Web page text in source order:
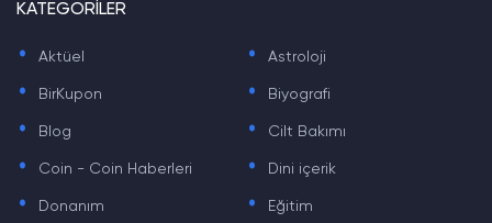
KATEGORİLER
. Aktüel . Astroloji
. BirKupon . Biyografi
. Blog . Cilt Bakımı
. Coin - Coin Haberleri . Dini içerik
. Donanım . Eğitim